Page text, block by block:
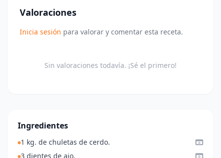
Valoraciones
Inicia sesión para valorar y comentar esta receta.
Sin valoraciones todavía. ¡Sé el primero!
Ingredientes
1 kg. de chuletas de cerdo.
3 dientes de ajo.